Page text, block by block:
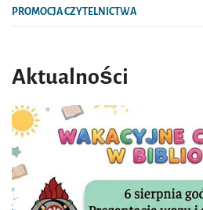
PROMOCJA CZYTELNICTWA
Aktualności